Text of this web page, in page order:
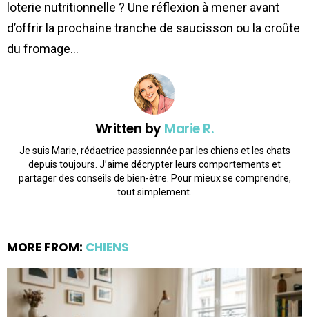
loterie nutritionnelle ? Une réflexion à mener avant
d’offrir la prochaine tranche de saucisson ou la croûte
du fromage…
Written byMarie R.
Je suis Marie, rédactrice passionnée par les chiens et les chats
depuis toujours. J’aime décrypter leurs comportements et
partager des conseils de bien-être. Pour mieux se comprendre,
tout simplement.
MORE FROM: CHIENS